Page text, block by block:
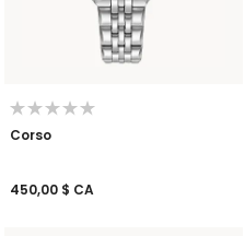
Corso
450,00 $ CA